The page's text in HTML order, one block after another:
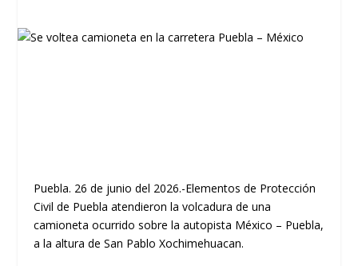
Puebla. 26 de junio del 2026.-Elementos de Protección
Civil de Puebla atendieron la volcadura de una
camioneta ocurrido sobre la autopista México – Puebla,
a la altura de San Pablo Xochimehuacan.